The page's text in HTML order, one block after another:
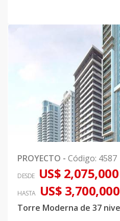
PROYECTO - Código: 4587
DESDE US$ 2,075,000
HASTA US$ 3,700,000